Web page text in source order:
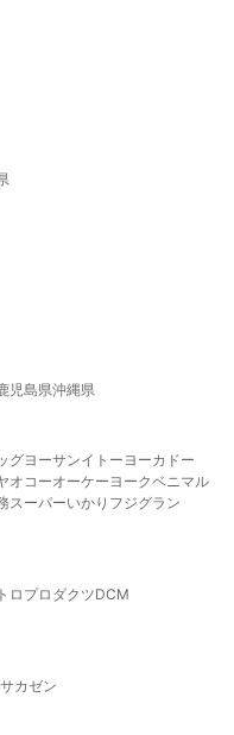
児島県沖縄県
グヨーサンイトーヨーカドー
オコーオーケー ヨークベニマル
スーパーいかり フジグラン
ロプロダクツDCM
サカゼン